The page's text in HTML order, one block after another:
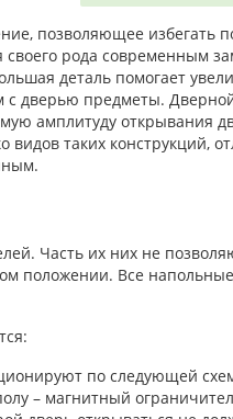
позволяющее избегать
своего рода современным
деталь помогает
дверью предметы.
амплитуду открывания
таких конструкций,
Часть их них не
положении. Все
по следующей
– магнитный